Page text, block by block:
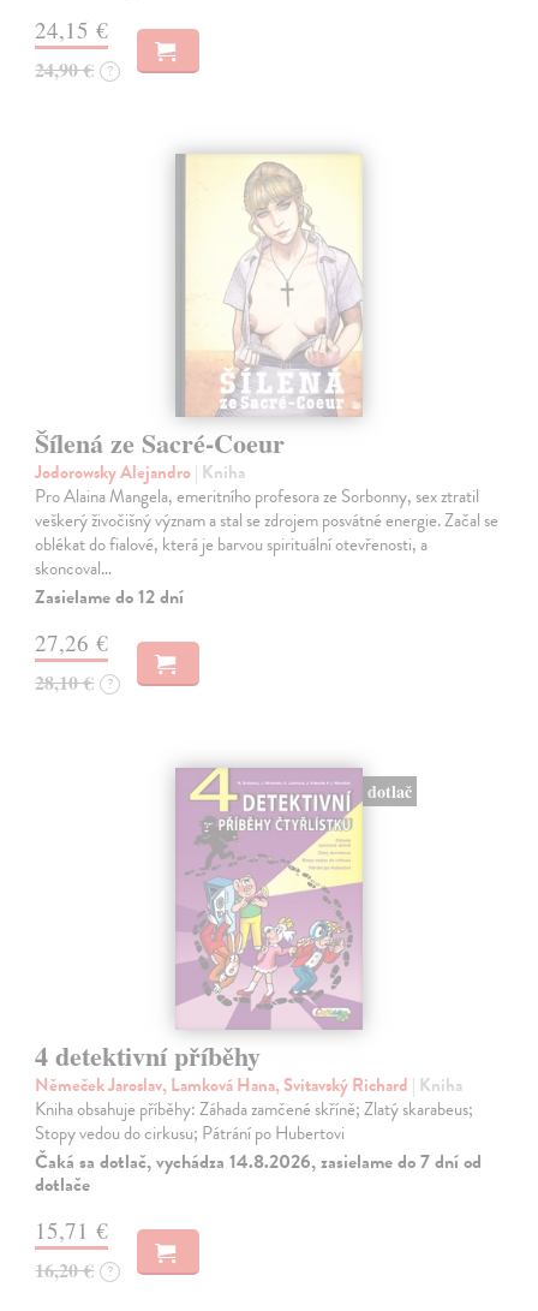
24,15 €
24,90 € ?
Šílená ze Sacré-Coeur
Jodorowsky Alejandro| Kniha
Pro Alaina Mangela, emeritního profesora ze Sorbonny, sex ztratil
veškerý živočišný význam a stal se zdrojem posvátné energie. Začal se
oblékat do fialové, která je barvou spirituální otevřenosti, a
skoncoval…
Zasielame do 12 dní
27,26 €
28,10 € ?
dotlač
4 detektivní příběhy
Němeček Jaroslav, Lamková Hana, Svitavský Richard | Kniha
Kniha obsahuje příběhy: Záhada zamčené skříně; Zlatý skarabeus;
Stopy vedou do cirkusu; Pátrání po Hubertovi
Čaká sa dotlač, vychádza 14.8.2026, zasielame do 7 dní od
dotlače
15,71 €
16,20 € ?